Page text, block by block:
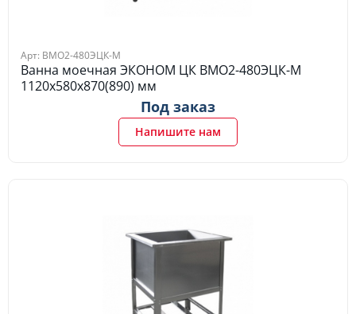
Арт: ВМО2-480ЭЦК-М
Ванна моечная ЭКОНОМ ЦК ВМО2-480ЭЦК-М
1120х580х870(890) мм
Под заказ
Напишите нам